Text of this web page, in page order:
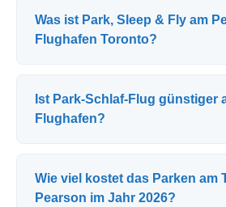
Was ist Park, Sleep & Fly am
Flughafen Toronto?
Ist Park-Schlaf-Flug günstiger
Flughafen?
Wie viel kostet das Parken am
Pearson im Jahr 2026?